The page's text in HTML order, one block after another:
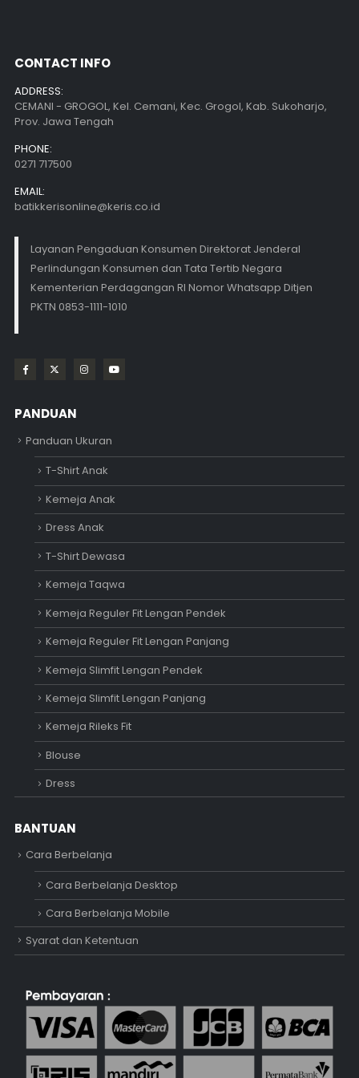
CONTACT INFO
ADDRESS:
CEMANI - GROGOL, Kel. Cemani, Kec. Grogol, Kab. Sukoharjo,
Prov. Jawa Tengah
PHONE:
0271 717500
EMAIL:
batikkerisonline@keris.co.id
Layanan Pengaduan Konsumen Direktorat Jenderal
Perlindungan Konsumen dan Tata Tertib Negara
Kementerian Perdagangan RI Nomor Whatsapp Ditjen
PKTN 0853-1111-1010
PANDUAN
Panduan Ukuran
T-Shirt Anak
Kemeja Anak
Dress Anak
T-Shirt Dewasa
Kemeja Taqwa
Kemeja Reguler Fit Lengan Pendek
Kemeja Reguler Fit Lengan Panjang
Kemeja Slimfit Lengan Pendek
Kemeja Slimfit Lengan Panjang
Kemeja Rileks Fit
Blouse
Dress
BANTUAN
Cara Berbelanja
Cara Berbelanja Desktop
Cara Berbelanja Mobile
Syarat dan Ketentuan